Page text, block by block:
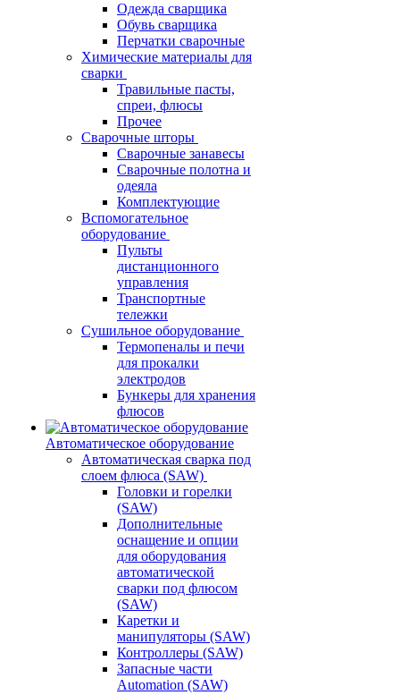
Одежда сварщика
Обувь сварщика
Перчатки сварочные
Химические материалы для
сварки
Травильные пасты,
спреи, флюсы
Прочее
Сварочные шторы
Сварочные занавесы
Сварочные полотна и
одеяла
Комплектующие
Вспомогательное
оборудование
Пульты
дистанционного
управления
Транспортные
тележки
Сушильное оборудование
Термопеналы и печи
для прокалки
электродов
Бункеры для хранения
флюсов
Автоматическое оборудование
Автоматическая сварка под
слоем флюса (SAW)
Головки и горелки
(SAW)
Дополнительные
оснащение и опции
для оборудования
автоматической
сварки под флюсом
(SAW)
Каретки и
манипуляторы (SAW)
Контроллеры (SAW)
Запасные части
Automation (SAW)